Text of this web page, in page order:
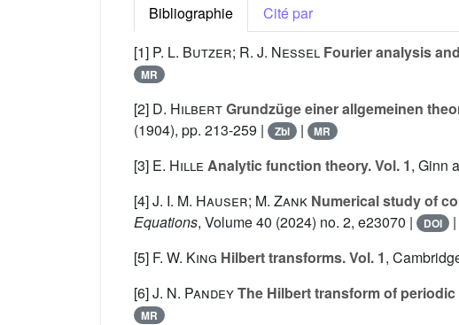
Bibliographie
Cité par
[1] P. L. Butzer; R. J. Nessel Fourier analysis
MR
[2] D. HilbertGrundzüge einer allgemeinen
(1904), pp. 213-259 |
Zbl | MR
[3] E. Hille Analytic function theory. Vol. 1, Ginn
[4]J. I. M. Hauser; M. Zank Numerical study of
Equations, Volume 40 (2024) no. 2, e23070 | DOI |
[5] F. W. King Hilbert transforms. Vol. 1,
[6]J. N. PandeyThe Hilbert transform of
MR